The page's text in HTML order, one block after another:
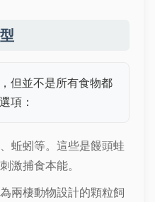
但並不是所有食物都
項：
蚯蚓等。這些是饅頭蛙
激捕食本能。
兩棲動物設計的顆粒飼